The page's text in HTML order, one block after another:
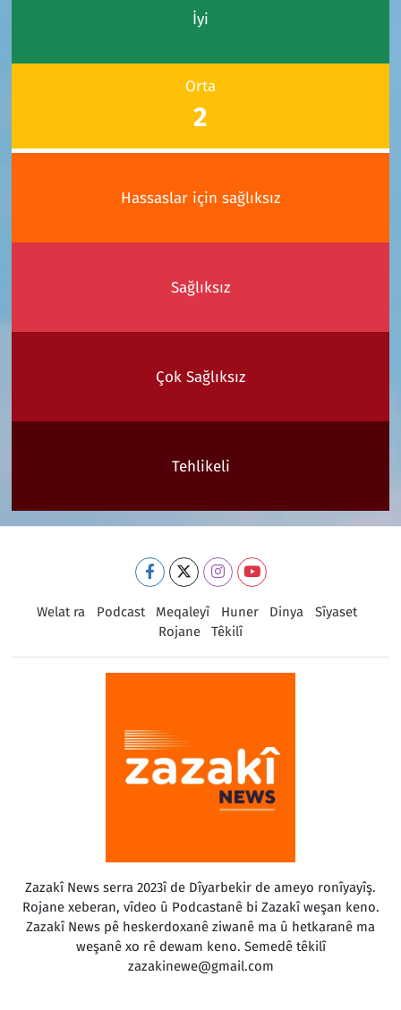
İyi
Orta
2
Hassaslar için sağlıksız
Sağlıksız
Çok Sağlıksız
Tehlikeli
Welat ra Podcast Meqaleyî Huner Dinya
Sîyaset
Rojane
Têkilî
Zazakî News serra 2023î de Dîyarbekir de ameyo ronîyayîş.
Rojane xeberan, vîdeo û Podcastanê bi Zazakî weşan keno.
Zazakî News pê heskerdoxanê ziwanê ma û hetkaranê ma
weşanê xo rê dewam keno. Semedê têkilî
zazakinewe@gmail.com